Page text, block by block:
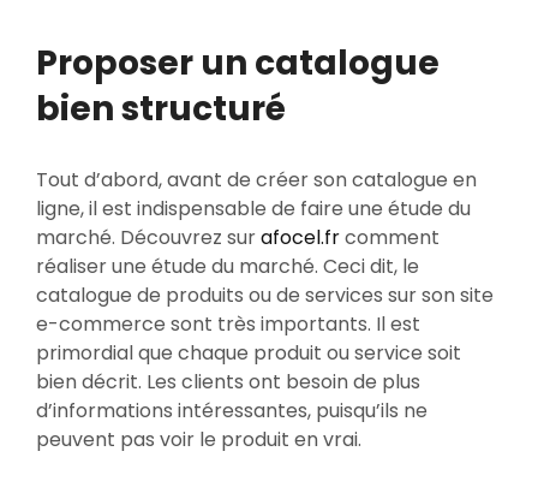
Proposer un catalogue
bien structuré
Tout d’abord, avant de créer son catalogue en
ligne, il est indispensable de faire une étude du
marché. Découvrez surafocel.frcomment
réaliser une étude du marché. Ceci dit, le
catalogue de produits ou de services sur son site
e-commerce sont très importants. Il est
primordial que chaque produit ou service soit
bien décrit. Les clients ont besoin de plus
d’informations intéressantes, puisqu’ils ne
peuvent pas voir le produit en vrai.